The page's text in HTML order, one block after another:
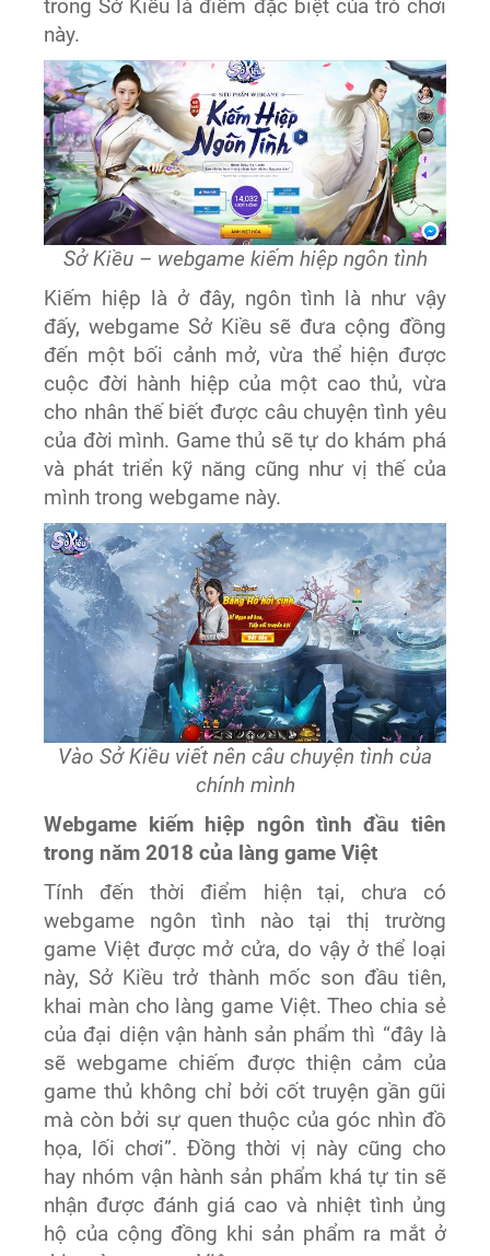
trong Sở Kiều là điểm đặc biệt của trò chơi
này.
Sở Kiều – webgame kiếm hiệp ngôn tình
Kiếm hiệp là ở đây, ngôn tình là như vậy
đấy, webgame Sở Kiều sẽ đưa cộng đồng
đến một bối cảnh mở, vừa thể hiện được
cuộc đời hành hiệp của một cao thủ, vừa
cho nhân thế biết được câu chuyện tình yêu
của đời mình. Game thủ sẽ tự do khám phá
và phát triển kỹ năng cũng như vị thế của
mình trong webgame này.
Vào Sở Kiều viết nên câu chuyện tình của
chính mình
Webgame kiếm hiệp ngôn tình đầu tiên
trong năm 2018 của làng game Việt
Tính đến thời điểm hiện tại, chưa có
webgame ngôn tình nào tại thị trường
game Việt được mở cửa, do vậy ở thể loại
này, Sở Kiều trở thành mốc son đầu tiên,
khai màn cho làng game Việt. Theo chia sẻ
của đại diện vận hành sản phẩm thì “đây là
sẽ webgame chiếm được thiện cảm của
game thủ không chỉ bởi cốt truyện gần gũi
mà còn bởi sự quen thuộc của góc nhìn đồ
họa, lối chơi”. Đồng thời vị này cũng cho
hay nhóm vận hành sản phẩm khá tự tin sẽ
nhận được đánh giá cao và nhiệt tình ủng
hộ của cộng đồng khi sản phẩm ra mắt ở